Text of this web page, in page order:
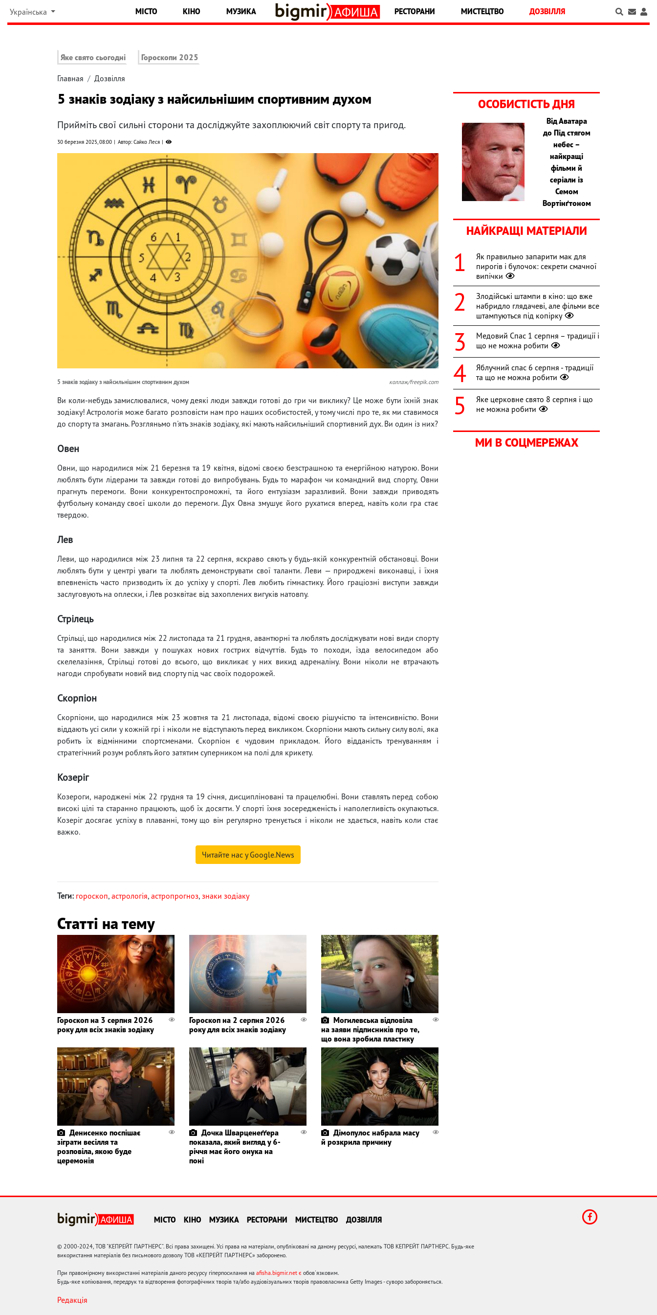
Українська МІСТО КІНО МУЗИКА РЕСТОРАНИ МИСТЕЦТВО ДОЗВІЛЛЯ
Яке свято сьогодні Гороскопи 2025
Главная Дозвілля
5 знаків зодіаку з найсильнішим спортивним духом
Прийміть свої сильні сторони та досліджуйте захоплюючий світ спорту та пригод.
30 березня 2025, 08:00 Автор: Сайко Леся
5 знаків зодіаку з найсильнішим спортивним духом коллаж/freepik.com
Ви коли-небудь замислювалися, чому деякі люди завжди готові до гри чи виклику? Це може бути їхній знак
зодіаку! Астрологія може багато розповісти нам про наших особистостей, у тому числі про те, як ми ставимося
до спорту та змагань. Розгляньмо п'ять знаків зодіаку, які мають найсильніший спортивний дух. Ви один із них?
Овен
Овни, що народилися між 21 березня та 19 квітня, відомі своєю безстрашною та енергійною натурою. Вони
люблять бути лідерами та завжди готові до випробувань. Будь то марафон чи командний вид спорту, Овни
прагнуть перемоги. Вони конкурентоспроможні, та його ентузіазм заразливий. Вони завжди приводять
футбольну команду своєї школи до перемоги. Дух Овна змушує його рухатися вперед, навіть коли гра стає
твердою.
Лев
Леви, що народилися між 23 липня та 22 серпня, яскраво сяють у будь-якій конкурентній обстановці. Вони
люблять бути у центрі уваги та люблять демонструвати свої таланти. Леви — природжені виконавці, і їхня
впевненість часто призводить їх до успіху у спорті. Лев любить гімнастику. Його граціозні виступи завжди
заслуговують на оплески, і Лев розквітає від захоплених вигуків натовпу.
Стрілець
Стрільці, що народилися між 22 листопада та 21 грудня, авантюрні та люблять досліджувати нові види спорту
та заняття. Вони завжди у пошуках нових гострих відчуттів. Будь то походи, їзда велосипедом або
скелелазіння, Стрільці готові до всього, що викликає у них викид адреналіну. Вони ніколи не втрачають
нагоди спробувати новий вид спорту під час своїх подорожей.
Скорпіон
Скорпіони, що народилися між 23 жовтня та 21 листопада, відомі своєю рішучістю та інтенсивністю. Вони
віддають усі сили у кожній грі і ніколи не відступають перед викликом. Скорпіони мають сильну силу волі, яка
робить їх відмінними спортсменами. Скорпіон є чудовим прикладом. Його відданість тренуванням і
стратегічний розум роблять його затятим суперником на полі для крикету.
Козеріг
Козероги, народжені між 22 грудня та 19 січня, дисципліновані та працелюбні. Вони ставлять перед собою
високі цілі та старанно працюють, щоб їх досягти. У спорті їхня зосередженість і наполегливість окупаються.
Козеріг досягає успіху в плаванні, тому що він регулярно тренується і ніколи не здається, навіть коли стає
важко.
Читайте нас у Google.News
Теги: гороскоп, астрологія, астропрогноз, знаки зодіаку
Статті на тему
Гороскоп на 3 серпня 2026
року для всіх знаків зодіаку
Гороскоп на 2 серпня 2026
року для всіх знаків зодіаку
Могилевська відповіла
на заяви підписників про те,
що вона зробила пластику
Денисенко поспішає
зіграти весілля та
розповіла, якою буде
церемонія
Дочка Шварценеґґера
показала, який вигляд у 6-
річчя має його онука на
поні
Дімопулос набрала масу
й розкрила причину
ОСОБИСТІСТЬ ДНЯ
Від Аватара
до Під стягом
небес –
найкращі
фільми й
серіали із
Семом
Вортінґтоном
НАЙКРАЩІ МАТЕРІАЛИ
Як правильно запарити мак для
пирогів і булочок: секрети смачної
випічки
Злодійські штампи в кіно: що вже
набридло глядачеві, але фільми все
штампуються під копірку
Медовий Спас 1 серпня – традиції і
що не можна робити
Яблучний спас 6 серпня - традиції
та що не можна робити
Яке церковне свято 8 серпня і що
не можна робити
МИ В СОЦМЕРЕЖАХ
МІСТО КІНО МУЗИКА РЕСТОРАНИ МИСТЕЦТВО ДОЗВІЛЛЯ
© 2000-2024, ТОВ "КЕПРЕЙТ ПАРТНЕРС". Всі права захищені. Усі права на матеріали, опубліковані на даному ресурсі, належать ТОВ КЕПРЕЙТ ПАРТНЕРС. Будь-яке
використання матеріалів без письмового дозволу ТОВ «КЕПРЕЙТ ПАРТНЕРС» заборонено.
При правомірному використанні матеріалів даного ресурсу гіперпосилання на afisha.bigmir.net є обов'язковим.
Будь-яке копіювання, передрук та відтворення фотографічних творів та/або аудіовізуальних творів правовласника Getty Images - суворо забороняється.
Редакція